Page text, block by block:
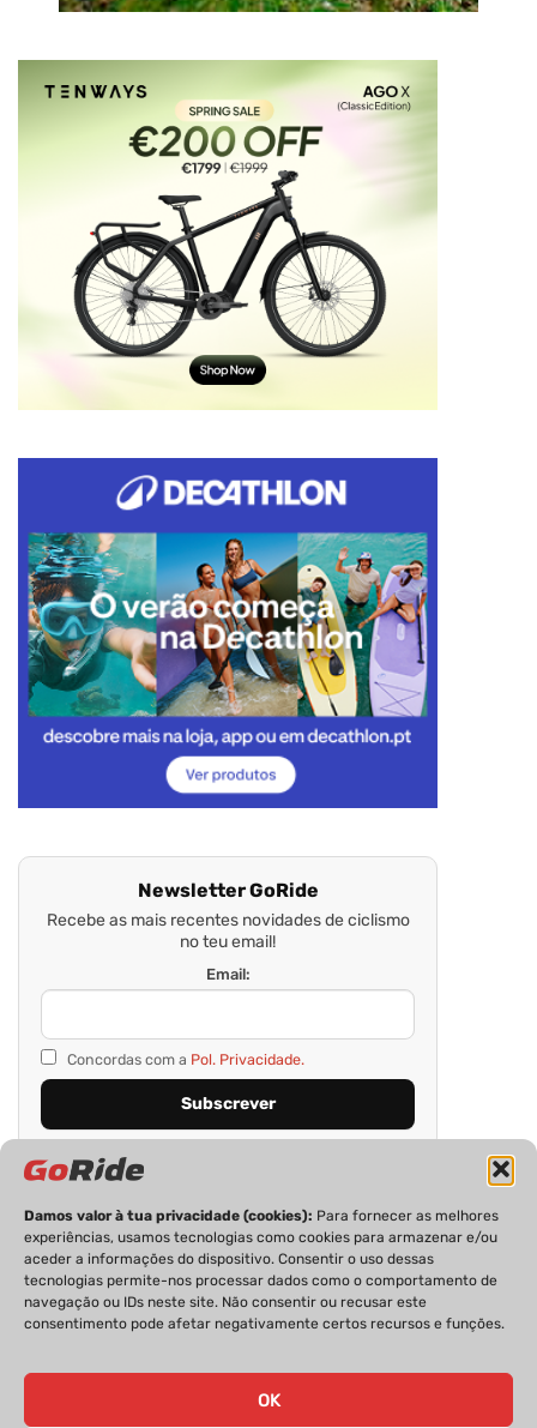
Damos valor à tua privacidade (cookies): Para fornecer as melhores
experiências, usamos tecnologias como cookies para armazenar e/ou
aceder a informações do dispositivo. Consentir o uso dessas
tecnologias permite-nos processar dados como o comportamento de
navegação ou IDs neste site. Não consentir ou recusar este
consentimento pode afetar negativamente certos recursos e funções.
OK
Newsletter GoRide
Recebe as mais recentes novidades de ciclismo
no teu email!
Email:
Concordas com a Pol. Privacidade.
PRIVACIDADE FICHA TÉCNICA
ESTATUTO EDITORIAL